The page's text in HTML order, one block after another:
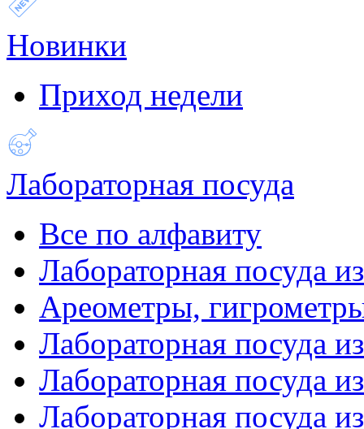
Новинки
Приход недели
Лабораторная посуда
Все по алфавиту
Лабораторная посуда
Ареометры,
Лабораторная посуда
Лабораторная посуда
Лабораторная посуда